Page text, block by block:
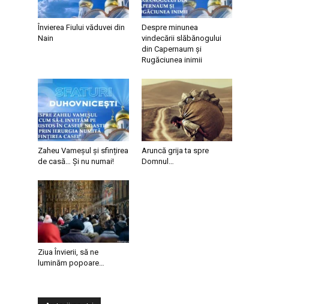
Învierea Fiului văduvei din
Nain
Despre minunea
vindecării slăbănogului
din Capernaum și
Rugăciunea inimii
Zaheu Vameșul și sfințirea
de casă… Și nu numai!
Aruncă grija ta spre
Domnul…
Ziua Învierii, să ne
luminăm popoare…